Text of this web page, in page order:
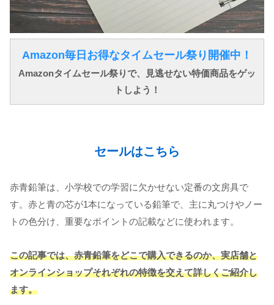
Amazon毎日お得なタイムセール祭り開催中！
Amazonタイムセール祭りで、見逃せない特価商品をゲッ
トしよう！
セールはこちら
赤青鉛筆は、小学校での学習に欠かせない定番の文房具で
す。赤と青の芯が1本になっている鉛筆で、主に丸つけやノー
トの色分け、重要なポイントの記載などに使われます。
この記事では、赤青鉛筆をどこで購入できるのか、実店舗と
オンラインショップそれぞれの特徴を交えて詳しくご紹介し
ます。